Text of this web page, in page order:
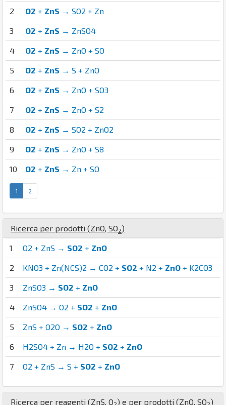
2 O2 + ZnS → SO2 + Zn
3 O2 + ZnS → ZnSO4
4 O2 + ZnS → ZnO + SO
5 O2 + ZnS → S + ZnO
6 O2 + ZnS → ZnO + SO3
7 O2 + ZnS → ZnO + S2
8 O2 + ZnS → SO2 + ZnO2
9 O2 + ZnS → ZnO + S8
10 O2 + ZnS → Zn + SO
1 2
Ricerca per prodotti (ZnO SO2)
1 O2 + ZnS → SO2 + ZnO
2 KNO3 + Zn(NCS)2 → CO2 + SO2 + N2 + ZnO + K2CO3
3 ZnSO3 → SO2 + ZnO
4 ZnSO4 → O2 + SO2 + ZnO
5 ZnS + O2O → SO2 + ZnO
6 H2SO4 + Zn → H2O + SO2 + ZnO
7 O2 + ZnS → S + SO2 + ZnO
Ricerca per reagenti (ZnS O ) e per prodotti (ZnO SO )